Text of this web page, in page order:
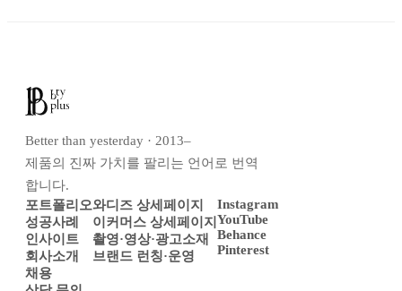
Better than yesterday · 2013–
제품의 진짜 가치를 팔리는 언어로 번역
합니다.
포트폴리오
성공사례
인사이트
회사소개
채용
와디즈 상세페이지
이커머스 상세페이지
촬영·영상·광고소재
브랜드 런칭·운영
Instagram
YouTube
Behance
Pinterest